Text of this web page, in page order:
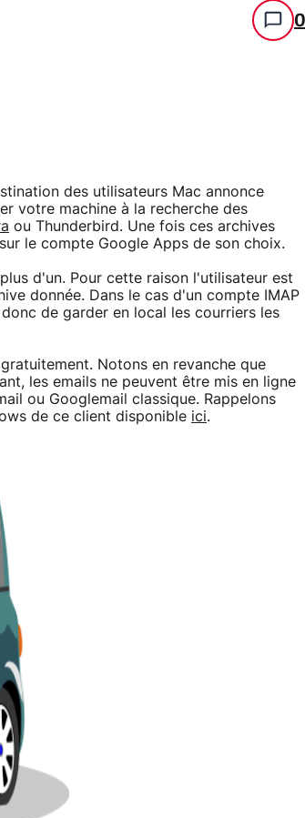
0
des utilisateurs Mac annonce
votre machine à la recherche des
ou Thunderbird. Une fois ces archives
le compte Google Apps de son choix.
d'un. Pour cette raison l'utilisateur est
donnée. Dans le cas d'un compte IMAP
de garder en local les courriers les
Notons en revanche que
les emails ne peuvent être mis en ligne
ou Googlemail classique. Rappelons
de ce client disponible ici.